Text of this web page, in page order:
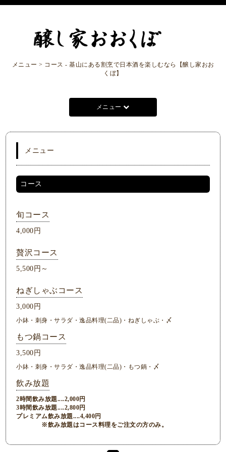
メニュー > コース - 基山にある割烹で日本酒を楽しむなら【醸し家おお
くぼ】
メニュー
メニュー
コース
旬コース
4,000円
贅沢コース
5,500円～
ねぎしゃぶコース
3,000円
小鉢・刺身・サラダ・逸品料理(二品)・ねぎしゃぶ・〆
もつ鍋コース
3,500円
小鉢・刺身・サラダ・逸品料理(二品)・もつ鍋・〆
飲み放題
2時間飲み放題....2,000円
3時間飲み放題....2,800円
プレミアム飲み放題....4,400円
※飲み放題はコース料理をご注文の方のみ。